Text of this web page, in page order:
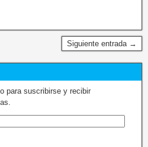
Siguiente entrada →
para suscribirse y recibir